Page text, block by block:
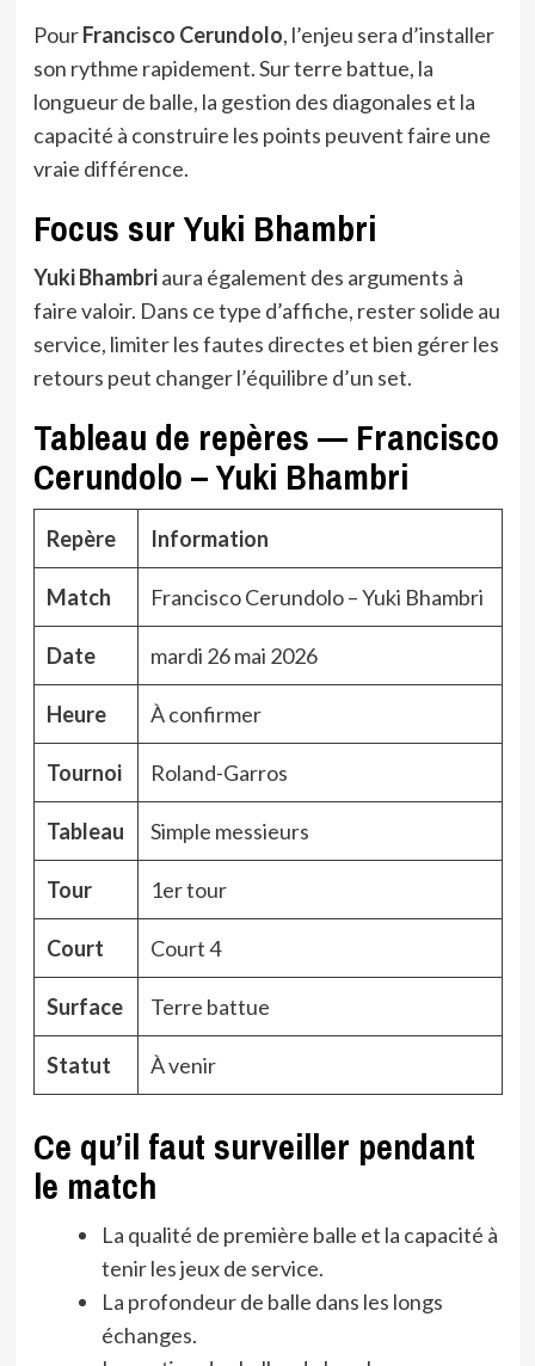
PourFrancisco Cerundolo, l’enjeu sera d’installer
son rythme rapidement. Sur terre battue, la
longueur de balle, la gestion des diagonales et la
capacité à construire les points peuvent faire une
vraie différence.
Focus sur Yuki Bhambri
Yuki Bhambriaura également des arguments à
faire valoir. Dans ce type d’affiche, rester solide au
service, limiter les fautes directes et bien gérer les
retours peut changer l’équilibre d’un set.
Tableau de repères — Francisco
Cerundolo – Yuki Bhambri
Repère Information
Match Francisco Cerundolo – Yuki Bhambri
Date mardi 26 mai 2026
Heure À confirmer
Tournoi Roland-Garros
Tableau Simple messieurs
Tour 1er tour
Court Court 4
Surface Terre battue
Statut À venir
Ce qu’il faut surveiller pendant
le match
La qualité de première balle et la capacité à
tenir les jeux de service.
La profondeur de balle dans les longs
échanges.